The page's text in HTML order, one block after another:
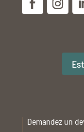
Demandez un